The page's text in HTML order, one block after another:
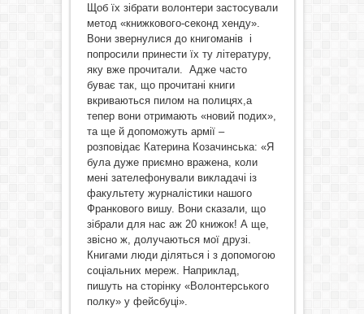
Щоб їх зібрати волонтери застосували
метод «книжкового-секонд хенду».
Вони звернулися до книгоманів і
попросили принести їх ту літературу,
яку вже прочитали. Адже часто
буває так, що прочитані книги
вкриваються пилом на полицях,а
тепер вони отримають «новий подих»,
та ще й допоможуть армії –
розповідає Катерина Козачинська: «Я
була дуже приємно вражена, коли
мені зателефонували викладачі із
факультету журналістики нашого
Франкового вишу. Вони сказали, що
зібрали для нас аж 20 книжок! А ще,
звісно ж, долучаються мої друзі.
Книгами люди діляться і з допомогою
соціальних мереж. Наприклад,
пишуть на сторінку «Волонтерського
полку» у фейсбуці».